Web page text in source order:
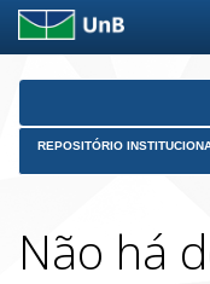
Skip
REPOSITÓRIO
Não há